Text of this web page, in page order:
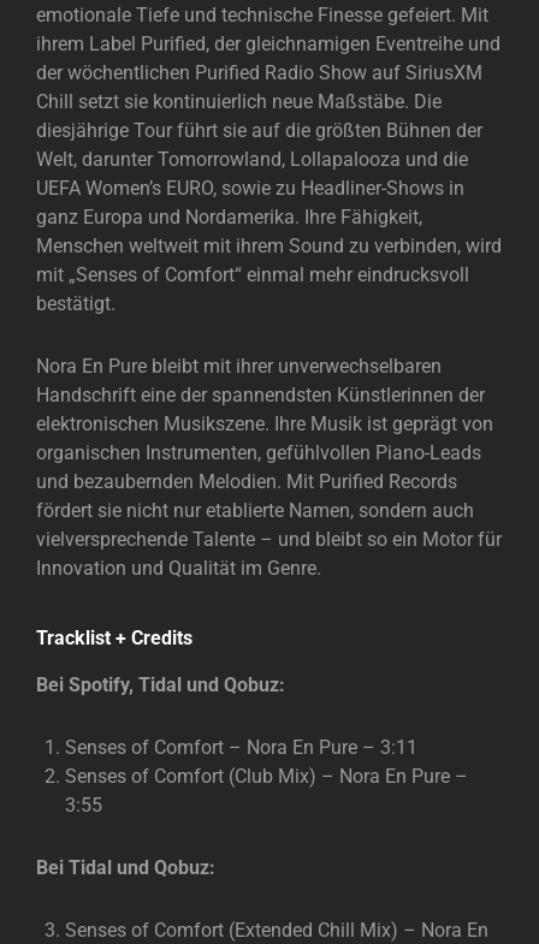
emotionale Tiefe und technische Finesse gefeiert. Mit
ihrem Label Purified, der gleichnamigen Eventreihe und
der wöchentlichen Purified Radio Show auf SiriusXM
Chill setzt sie kontinuierlich neue Maßstäbe. Die
diesjährige Tour führt sie auf die größten Bühnen der
Welt, darunter Tomorrowland, Lollapalooza und die
UEFA Women’s EURO, sowie zu Headliner-Shows in
ganz Europa und Nordamerika. Ihre Fähigkeit,
Menschen weltweit mit ihrem Sound zu verbinden, wird
mit „Senses of Comfort“ einmal mehr eindrucksvoll
bestätigt.
Nora En Pure bleibt mit ihrer unverwechselbaren
Handschrift eine der spannendsten Künstlerinnen der
elektronischen Musikszene. Ihre Musik ist geprägt von
organischen Instrumenten, gefühlvollen Piano-Leads
und bezaubernden Melodien. Mit Purified Records
fördert sie nicht nur etablierte Namen, sondern auch
vielversprechende Talente – und bleibt so ein Motor für
Innovation und Qualität im Genre.
Tracklist + Credits
Bei Spotify, Tidal und Qobuz:
Senses of Comfort – Nora En Pure – 3:11
Senses of Comfort (Club Mix) – Nora En Pure –
3:55
Bei Tidal und Qobuz:
Senses of Comfort (Extended Chill Mix) – Nora En